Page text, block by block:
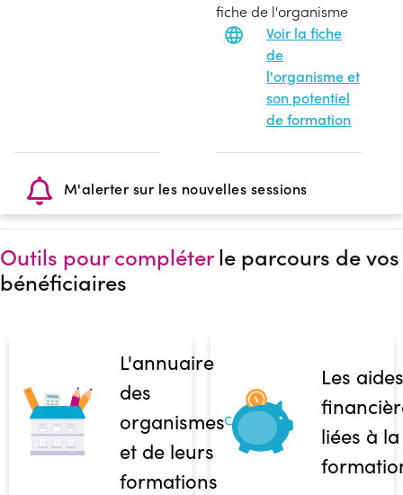
fiche de l'organisme
Voir la fiche
de
l'organisme et
son potentiel
de formation
M'alerter sur les nouvelles sessions
Outils pour compléterle parcours de vos
bénéficiaires
L'annuaire
des
organismes
et de leurs
formations
Les aides
liées à la